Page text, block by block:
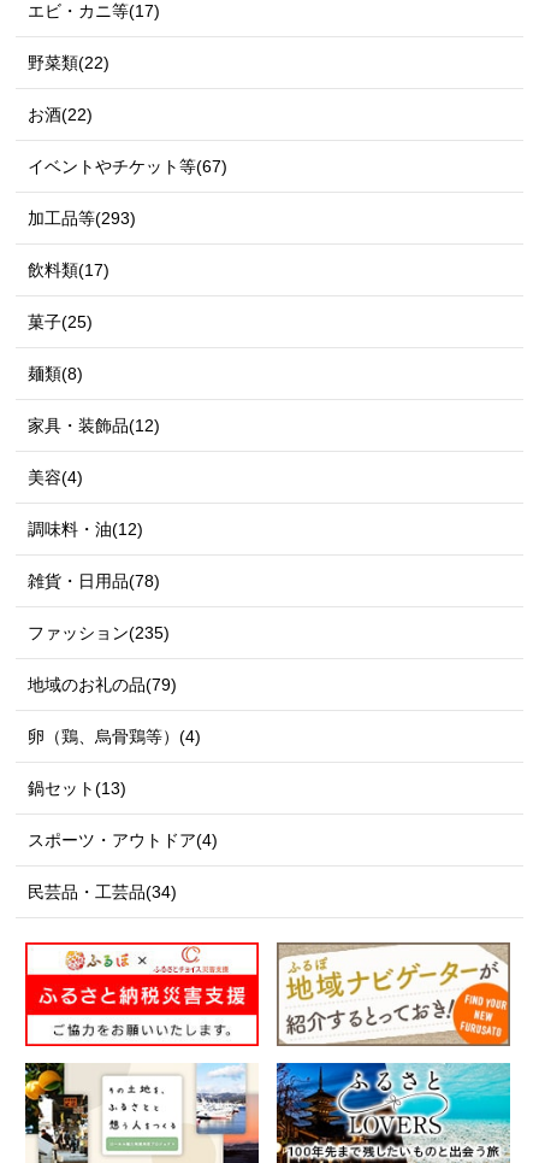
エビ・カニ等(17)
野菜類(22)
お酒(22)
イベントやチケット等(67)
加工品等(293)
飲料類(17)
菓子(25)
麺類(8)
家具・装飾品(12)
美容(4)
調味料・油(12)
雑貨・日用品(78)
ファッション(235)
地域のお礼の品(79)
卵（鶏、烏骨鶏等）(4)
鍋セット(13)
スポーツ・アウトドア(4)
民芸品・工芸品(34)